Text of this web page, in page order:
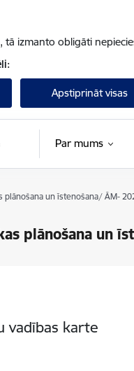
tā izmanto obligāti
Apstiprināt visas
Par mums
plānošana un īstenošana/ ĀM-
plānošana un
vadības karte